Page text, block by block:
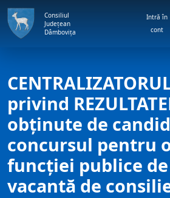
Consiliul
Județean
Dâmbovița
Intră în
cont
privind
obţinute de
concursul pentru
funcţiei publice
vacantă de